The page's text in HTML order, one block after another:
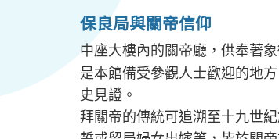
保良局與關帝信仰
中座大樓內的關帝廳，供奉著
是本館備受參觀人士歡迎的地
史見證。
拜關帝的傳統可追溯至十九世